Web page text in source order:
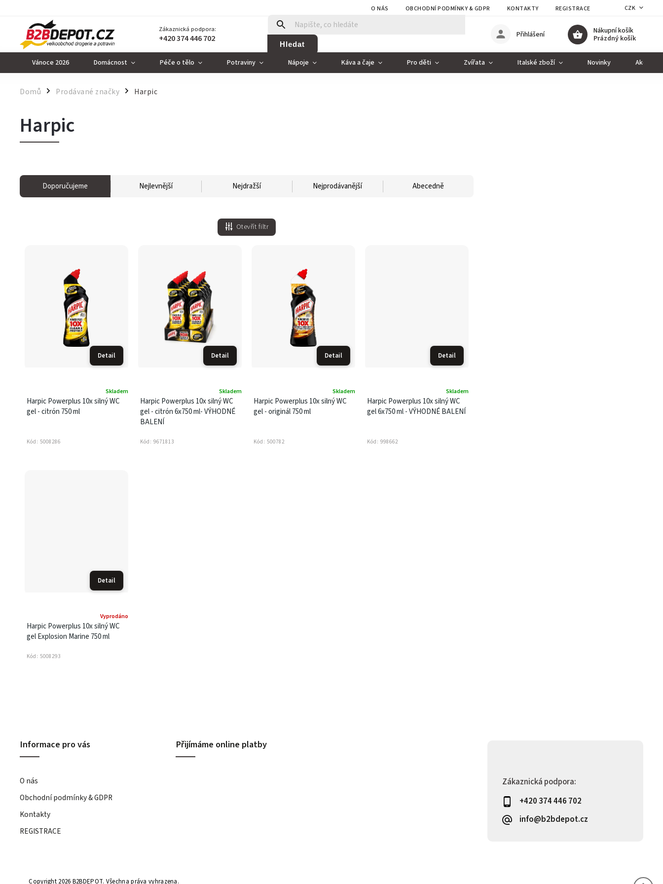
O NÁS OBCHODNÍ PODMÍNKY & GDPR KONTAKTY REGISTRACE CZK
Zákaznická podpora:
+420 374 446 702 Hledat
Nákupní košík
Prázdný košík
Přihlášení
Vánoce 2026 Domácnost Péče o tělo Potraviny Nápoje Káva a čaje Pro děti Zvířata Italské zboží Novinky Akce
Domů / Prodávané značky / Harpic
Harpic
Doporučujeme Nejlevnější Nejdražší Nejprodávanější Abecedně
Otevřít filtr
Detail
Harpic Powerplus 10x silný WC
gel - citrón 750 ml
Skladem
Kód: 5008286
Detail
Harpic Powerplus 10x silný WC
gel - citrón 6x750 ml- VÝHODNÉ
BALENÍ
Skladem
Kód: 9671813
Detail
Harpic Powerplus 10x silný WC
gel - originál 750 ml
Skladem
Kód: 500782
Detail
Harpic Powerplus 10x silný WC
gel 6x750 ml - VÝHODNÉ BALENÍ
Skladem
Kód: 998662
Detail
Harpic Powerplus 10x silný WC
gel Explosion Marine 750 ml
Vyprodáno
Kód: 5008293
Zákaznická podpora:
+420 374 446 702
info@b2bdepot.cz
Informace pro vás
O nás
Obchodní podmínky & GDPR
Kontakty
REGISTRACE
Přijímáme online platby
Copyright 2026 B2BDEPOT. Všechna práva vyhrazena.